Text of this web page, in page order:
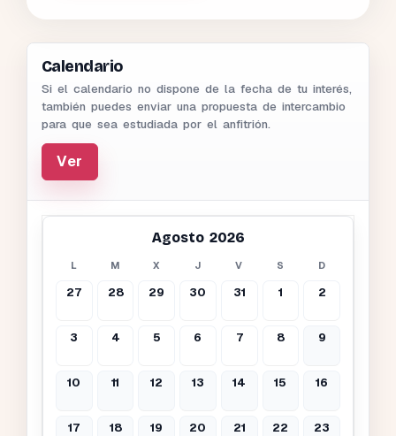
Calendario
Si el calendario no dispone de la fecha de tu interés,
también puedes enviar una propuesta de intercambio
para que sea estudiada por el anfitrión.
Ver
Agosto 2026
L M X J V S D
27 28 29 30 31 1 2
3 4 5 6 7 8 9
10 11 12 13 14 15 16
17 18 19 20 21 22 23